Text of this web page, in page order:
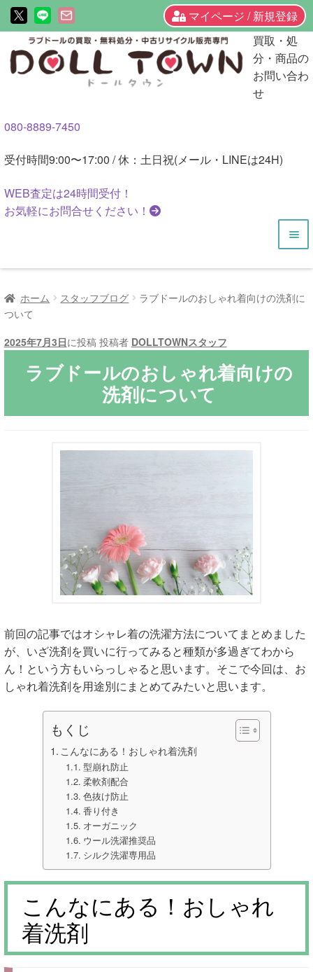
マイページ / 新規登録
ビ
ゲ
ョ
へ
キ
ッ
ン
テ
へ
キ
プ
買取・処
分・商品の
お問い合わ
せ
080-8889-7450
受付時間9:00〜17:00 / 休：土日祝(メール・LINEは24H)
WEB査定は24時間受付！
お気軽にお問合せください！
HOME
商品一覧
ご利用ガイド
ラブドール買取・処分
サ
メ
無料引き取り
お問い合わせ
ホーム スタッフブログ
ラブドールのおしゃれ着向けの洗剤に
ついて
2025年7月3日に投稿 投稿者 DOLLTOWNスタッフ
ラブドールのおしゃれ着向けの
洗剤について
前回の記事ではオシャレ着の洗濯方法についてまとめました
が、いざ洗剤を買いに行ってみると種類が多過ぎてわから
ん！という方もいらっしゃると思います。そこで今回は、お
しゃれ着洗剤を用途別にまとめてみたいと思います。
もくじ
こんなにある！おしゃれ着洗剤
型崩れ防止
柔軟剤配合
色抜け防止
香り付き
オーガニック
ウール洗濯推奨品
シルク洗濯専用品
こんなにある！おしゃれ
着洗剤